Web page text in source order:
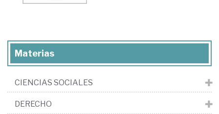
Materias
CIENCIAS SOCIALES
DERECHO